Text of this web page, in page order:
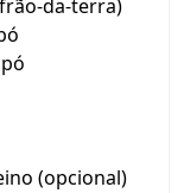
da-terra)
(opcional)